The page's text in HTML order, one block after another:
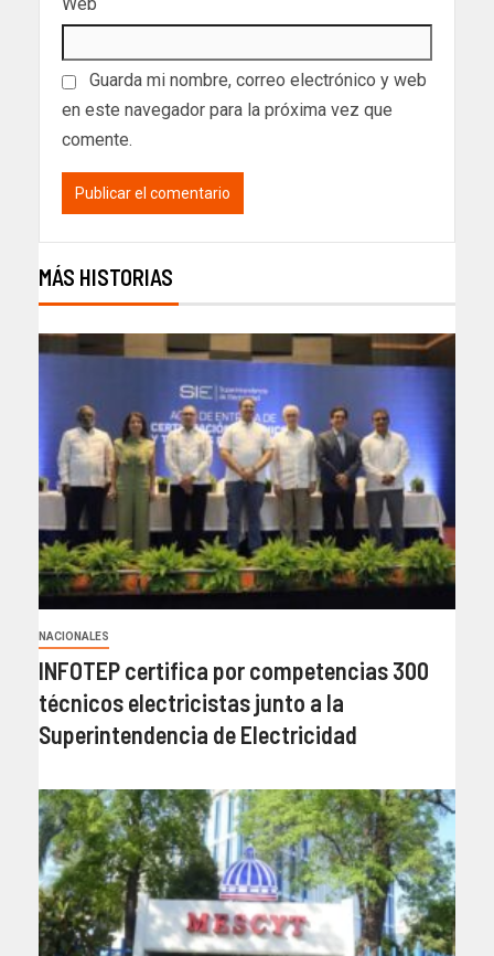
Guarda mi nombre, correo electrónico y web
en este navegador para la próxima vez que
comente.
MÁS HISTORIAS
NACIONALES
INFOTEP certifica por competencias 300
técnicos electricistas junto a la
Superintendencia de Electricidad